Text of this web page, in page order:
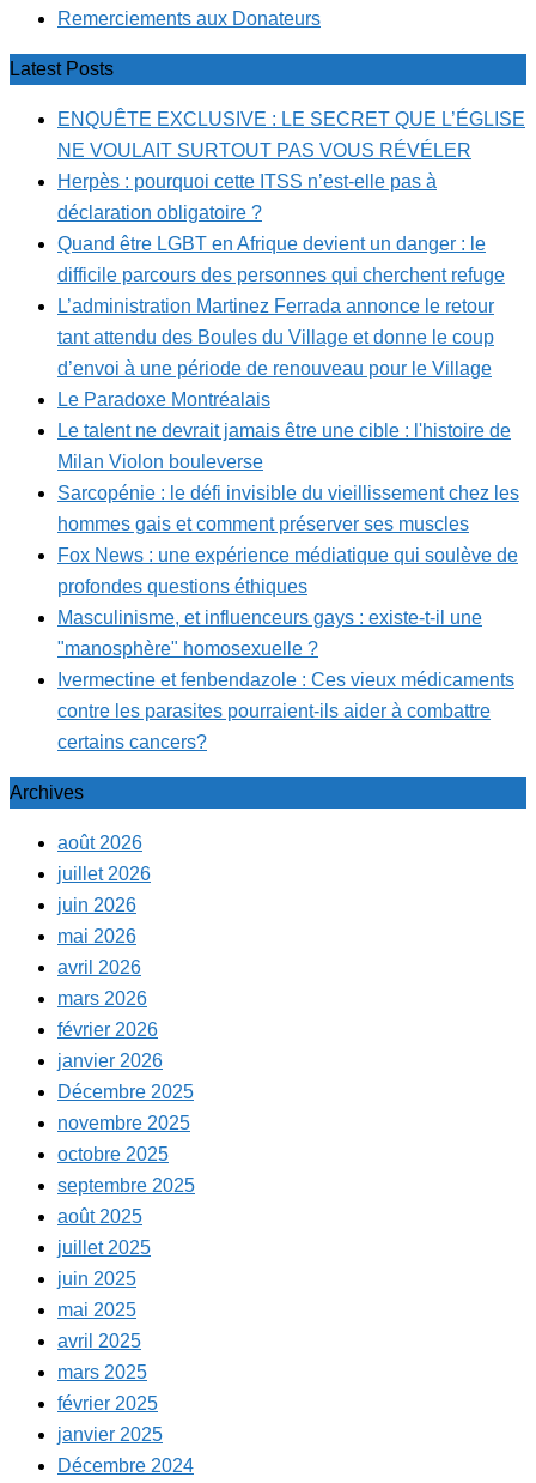
Remerciements aux Donateurs
Latest Posts
ENQUÊTE EXCLUSIVE : LE SECRET QUE L’ÉGLISE
NE VOULAIT SURTOUT PAS VOUS RÉVÉLER
Herpès : pourquoi cette ITSS n’est-elle pas à
déclaration obligatoire ?
Quand être LGBT en Afrique devient un danger : le
difficile parcours des personnes qui cherchent refuge
L’administration Martinez Ferrada annonce le retour
tant attendu des Boules du Village et donne le coup
d’envoi à une période de renouveau pour le Village
Le Paradoxe Montréalais
Le talent ne devrait jamais être une cible : l'histoire de
Milan Violon bouleverse
Sarcopénie : le défi invisible du vieillissement chez les
hommes gais et comment préserver ses muscles
Fox News : une expérience médiatique qui soulève de
profondes questions éthiques
Masculinisme, et influenceurs gays : existe-t-il une
"manosphère" homosexuelle ?
Ivermectine et fenbendazole : Ces vieux médicaments
contre les parasites pourraient-ils aider à combattre
certains cancers?
Archives
août 2026
juillet 2026
juin 2026
mai 2026
avril 2026
mars 2026
février 2026
janvier 2026
Décembre 2025
novembre 2025
octobre 2025
septembre 2025
août 2025
juillet 2025
juin 2025
mai 2025
avril 2025
mars 2025
février 2025
janvier 2025
Décembre 2024